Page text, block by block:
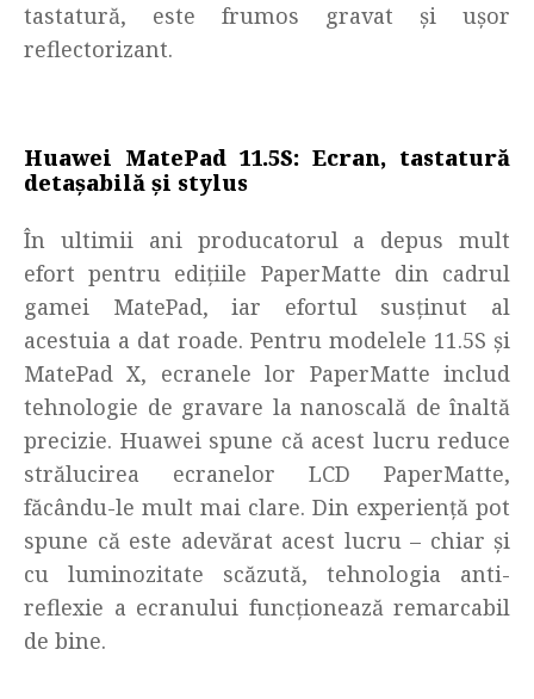
tastatură, este frumos gravat și ușor
reflectorizant.
Huawei MatePad 11.5S: Ecran, tastatură
detașabilă și stylus
În ultimii ani producatorul a depus mult
efort pentru edițiile PaperMatte din cadrul
gamei MatePad, iar efortul susținut al
acestuia a dat roade. Pentru modelele 11.5S și
MatePad X, ecranele lor PaperMatte includ
tehnologie de gravare la nanoscală de înaltă
precizie. Huawei spune că acest lucru reduce
strălucirea ecranelor LCD PaperMatte,
făcându-le mult mai clare. Din experiență pot
spune că este adevărat acest lucru – chiar și
cu luminozitate scăzută, tehnologia anti-
reflexie a ecranului funcționează remarcabil
de bine.